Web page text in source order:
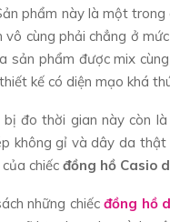
phẩm này là một
cùng phải chẳng ở
sản phẩm được mix
kế có diện mạo khá
đo thời gian này còn
không gỉ và dây da
chiếc đồng hồ Casio
những chiếcđồng hồ